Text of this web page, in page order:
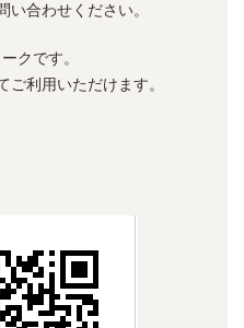
い合わせください。
クです。
利用いただけます。